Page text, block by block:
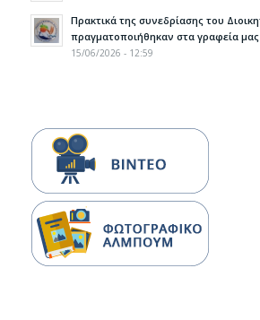
Πρακτικά της συνεδρίασης του
πραγματοποιήθηκαν στα γραφεία μας
15/06/2026 - 12:59